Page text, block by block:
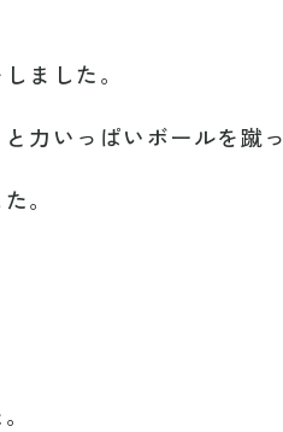
ました。
力いっぱいボールを蹴
。